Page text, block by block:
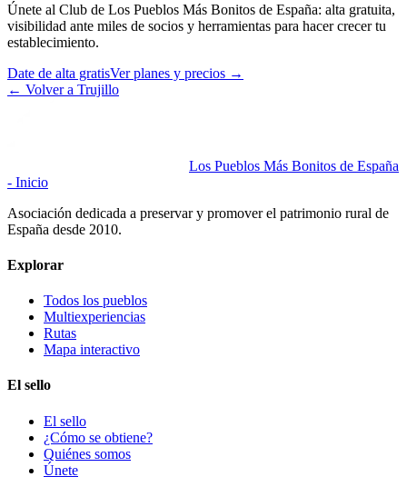
Únete al Club de Los Pueblos Más Bonitos de España: alta gratuita,
visibilidad ante miles de socios y herramientas para hacer crecer tu
establecimiento.
Date de alta gratisVer planes y precios →
← Volver a Trujillo
Los Pueblos Más Bonitos de España
- Inicio
Asociación dedicada a preservar y promover el patrimonio rural de
España desde 2010.
Explorar
Todos los pueblos
Multiexperiencias
Rutas
Mapa interactivo
El sello
El sello
¿Cómo se obtiene?
Quiénes somos
Únete